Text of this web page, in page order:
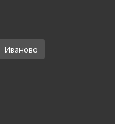
Иваново